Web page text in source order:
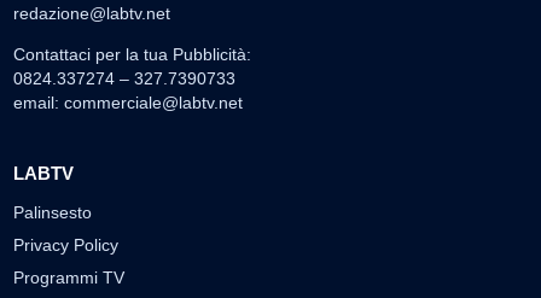
redazione@labtv.net
Contattaci per la tua Pubblicità:
0824.337274 – 327.7390733
email: commerciale@labtv.net
LABTV
Palinsesto
Privacy Policy
Programmi TV